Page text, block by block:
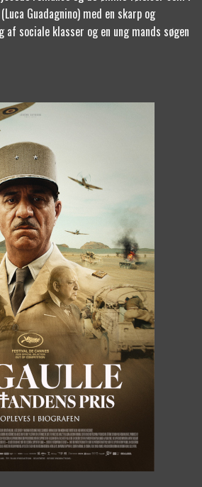
(Luca Guadagnino) med en skarp og
sociale klasser og en ung mands søgen